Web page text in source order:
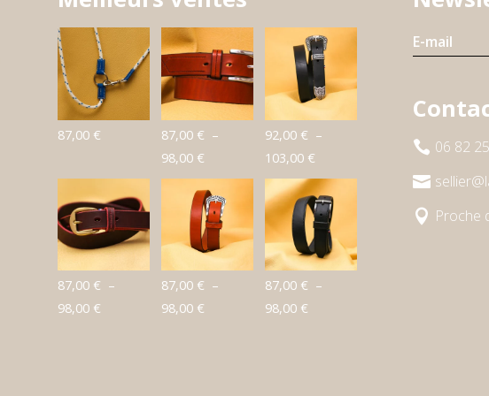
87,00 € 87,00 € –
98,00 €Plage
de
prix :
87,00 €
à
98,00 €
92,00 € –
103,00 €Plage
de
prix :
92,00 €
à
103,00 €
87,00 € –
98,00 €Plage
87,00 € –
98,00 €Plage
87,00 € –
98,00 €Plage
 06 82

 Proche